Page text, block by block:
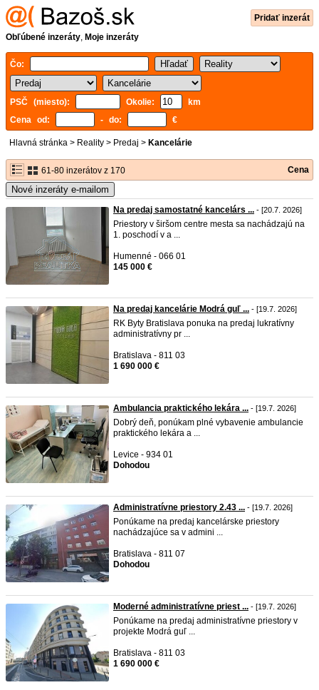
Pridať inzerát
Obľúbené inzeráty, Moje inzeráty
Čo:
PSČ (miesto): Okolie:
km
Cena od:
- do: €
Hlavná stránka > Reality > Predaj > Kancelárie
61-80 inzerátov z 170 Cena
Nové inzeráty e-mailom
Na predaj samostatné kancelárs ... - [20.7. 2026]
Priestory v širšom centre mesta sa nachádzajú na
1. poschodí v a ...
Humenné - 066 01
145 000 €
Na predaj kancelárie Modrá guľ ... - [19.7. 2026]
RK Byty Bratislava ponuka na predaj lukratívny
administratívny pr ...
Bratislava - 811 03
1 690 000 €
Ambulancia praktického lekára ... - [19.7. 2026]
Dobrý deň, ponúkam plné vybavenie ambulancie
praktického lekára a ...
Levice - 934 01
Dohodou
Administratívne priestory 2.43 ... - [19.7. 2026]
Ponúkame na predaj kancelárske priestory
nachádzajúce sa v admini ...
Bratislava - 811 07
Dohodou
Moderné administratívne priest ... - [19.7. 2026]
Ponúkame na predaj administratívne priestory v
projekte Modrá guľ ...
Bratislava - 811 03
1 690 000 €